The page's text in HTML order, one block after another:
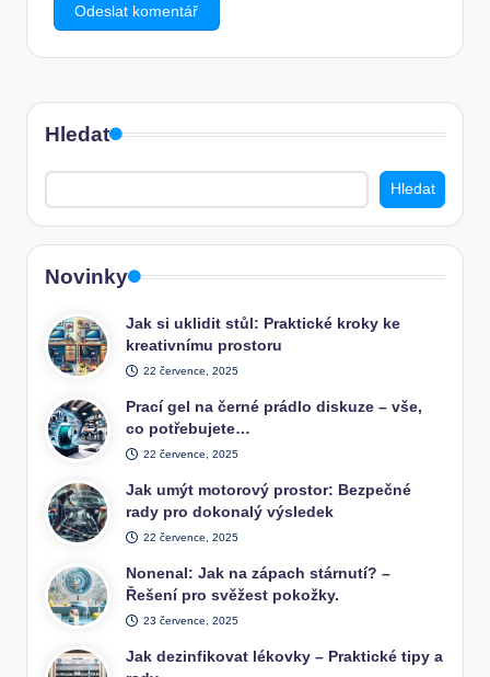
Hledat
Hledat
Novinky
Jak si uklidit stůl: Praktické kroky ke
kreativnímu prostoru
22 července, 2025
Prací gel na černé prádlo diskuze – vše,
co potřebujete…
22 července, 2025
Jak umýt motorový prostor: Bezpečné
rady pro dokonalý výsledek
22 července, 2025
Nonenal: Jak na zápach stárnutí? –
Řešení pro svěžest pokožky.
23 července, 2025
Jak dezinfikovat lékovky – Praktické tipy a